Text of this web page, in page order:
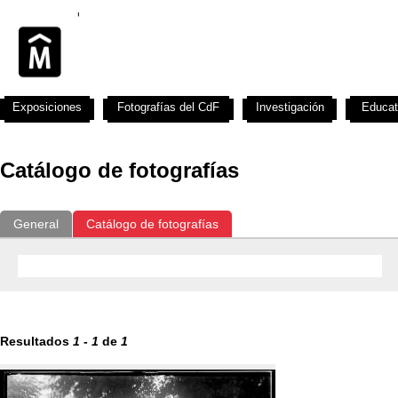
Catálogo de fotografías
General Catálogo de fotografías
Resultados 1 - 1 de 1
Exposiciones Fotografías del CdF Investigación